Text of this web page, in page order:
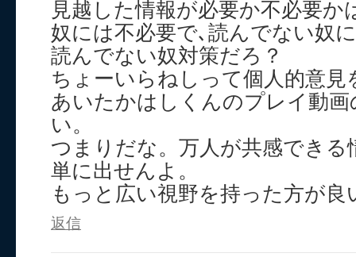
見越した情報が必要か不必要か
奴には不必要で､読んでない奴
読んでない奴対策だろ？
ちょーいらねしって個人的意見
あいたかはしくんのプレイ動
い。
つまりだな。万人が共感できる
単に出せんよ。
もっと広い視野を持った方が良
返信